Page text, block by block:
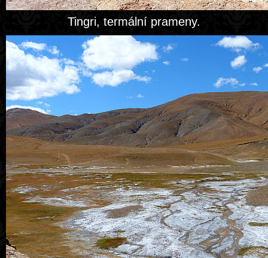
Tingri, termální prameny.